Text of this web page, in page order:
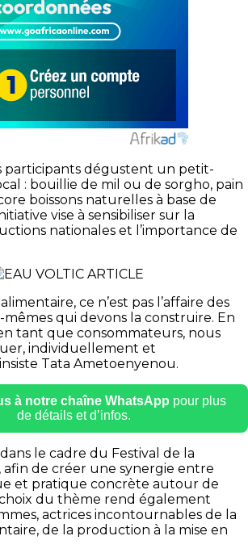
participants dégustent un petit-
: bouillie de mil ou de sorgho, pain
boissons naturelles à base de
vise à sensibiliser sur la
nationales et l’importance de
ce n’est pas l’affaire des
mêmes qui devons la construire. En
tant que consommateurs, nous
individuellement et
Tata Ametoenyenou.
à notre chaîne WhatsApp pour plus
de détails et d’infos.
le cadre du Festival de la
afin de créer une synergie entre
et pratique concrète autour de
choix du thème rend également
actrices incontournables de la
de la production à la mise en